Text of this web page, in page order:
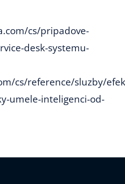
cs/pripadove-
desk-systemu-
cs/reference/sluzby/
umele-inteligenci-od-